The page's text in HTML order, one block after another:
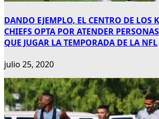
DANDO EJEMPLO, EL CENTRO DE LOS
CHIEFS OPTA POR ATENDER
QUE JUGAR LA TEMPORADA DE LA NFL
julio 25, 2020